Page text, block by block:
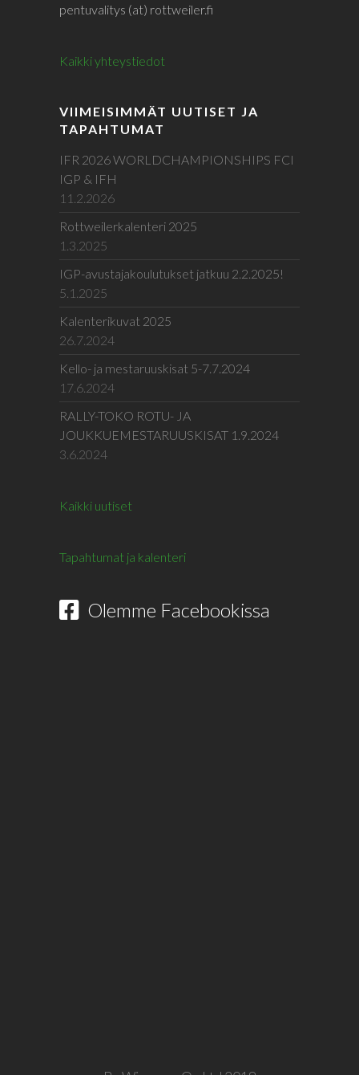
pentuvalitys (at) rottweiler.fi
Kaikki yhteystiedot
VIIMEISIMMÄT UUTISET JA
TAPAHTUMAT
IFR 2026 WORLDCHAMPIONSHIPS FCI
IGP & IFH
11.2.2026
Rottweilerkalenteri 2025
1.3.2025
IGP-avustajakoulutukset jatkuu 2.2.2025!
5.1.2025
Kalenterikuvat 2025
26.7.2024
Kello- ja mestaruuskisat 5-7.7.2024
17.6.2024
RALLY-TOKO ROTU- JA
JOUKKUEMESTARUUSKISAT 1.9.2024
3.6.2024
Kaikki uutiset
Tapahtumat ja kalenteri
Olemme Facebookissa